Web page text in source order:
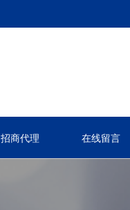
招商代理 在线留言